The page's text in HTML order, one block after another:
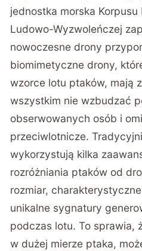
jednostka morska
Ludowo-Wyzwoleńczej
nowoczesne drony
biomimetyczne drony,
wzorce lotu ptaków, mają
wszystkim nie wzbudzać
obserwowanych osób i
przeciwlotnicze.
wykorzystują kilka
rozróżniania ptaków od
rozmiar,
unikalne sygnatury
podczas lotu. To sprawia,
w dużej mierze ptaka,